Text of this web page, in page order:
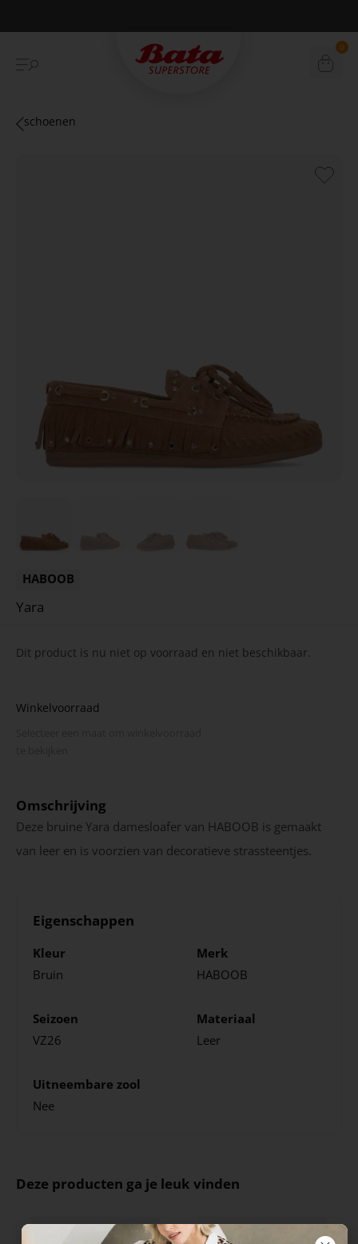
Betaal achteraf met Klarna 0
schoenen
HABOOB
Yara
Dit product is nu niet op voorraad en niet beschikbaar.
Winkelvoorraad
Omschrijving
Deze bruine Yara damesloafer van HABOOB is gemaakt
van leer en is voorzien van decoratieve strassteentjes.
Eigenschappen
Kleur
Bruin
Merk
HABOOB
Seizoen
VZ26
Materiaal
Leer
Uitneembare zool
Nee
Deze producten ga je leuk vinden